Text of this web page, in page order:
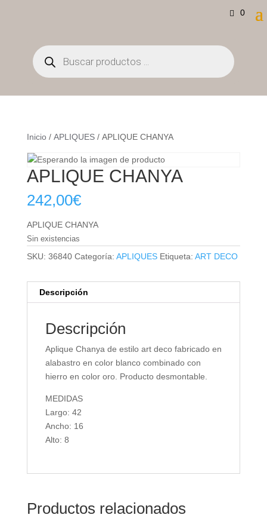
0
Búsqueda
de
productos
Inicio/ APLIQUES/ APLIQUE CHANYA
APLIQUE CHANYA
242,00€
APLIQUE CHANYA
Sin existencias
SKU: 36840 Categoría: APLIQUES Etiqueta: ART DECO
Descripción
Descripción
Aplique Chanya de estilo art deco fabricado en
alabastro en color blanco combinado con
hierro en color oro. Producto desmontable.
MEDIDAS
Largo: 42
Ancho: 16
Alto: 8
Productos relacionados